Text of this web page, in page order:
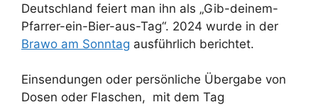
Deutschland feiert man ihn als „Gib-deinem-
Pfarrer-ein-Bier-aus-Tag“. 2024 wurde in der
Brawo am Sonntag ausführlich berichtet.
Einsendungen oder persönliche Übergabe von
Dosen oder Flaschen, mit dem Tag